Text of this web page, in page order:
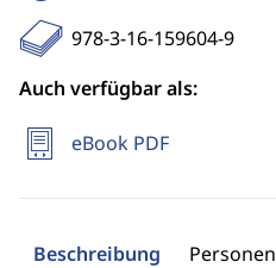
978-3-16-159604-9
Auch verfügbar als:
eBook PDF
Beschreibung Personen